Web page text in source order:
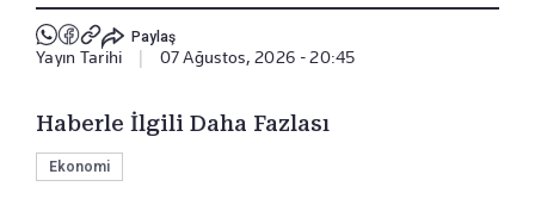
Paylaş
Yayın Tarihi 07 Ağustos, 2026 - 20:45
Haberle İlgili Daha Fazlası
Ekonomi